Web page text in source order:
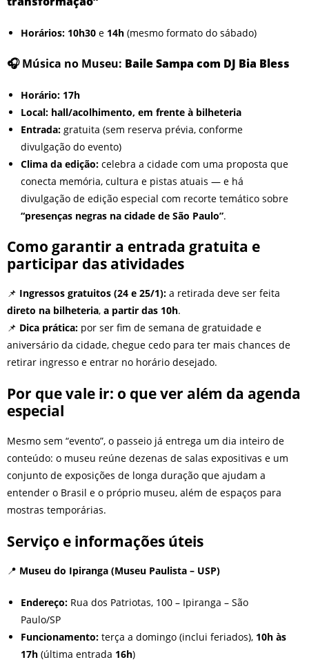
Horários: 10h30 e 14h (mesmo formato do sábado)
🎧 Música no Museu: Baile Sampa com DJ Bia Bless
Horário: 17h
Local: hall/acolhimento, em frente à bilheteria
Entrada: gratuita (sem reserva prévia, conforme
divulgação do evento)
Clima da edição: celebra a cidade com uma proposta que
conecta memória, cultura e pistas atuais — e há
divulgação de edição especial com recorte temático sobre
“presenças negras na cidade de São Paulo”.
Como garantir a entrada gratuita e
participar das atividades
📌 Ingressos gratuitos (24 e 25/1): a retirada deve ser feita
direto na bilheteria, a partir das 10h.
📌 Dica prática: por ser fim de semana de gratuidade e
aniversário da cidade, chegue cedo para ter mais chances de
retirar ingresso e entrar no horário desejado.
Por que vale ir: o que ver além da agenda
especial
Mesmo sem “evento”, o passeio já entrega um dia inteiro de
conteúdo: o museu reúne dezenas de salas expositivas e um
conjunto de exposições de longa duração que ajudam a
entender o Brasil e o próprio museu, além de espaços para
mostras temporárias.
Serviço e informações úteis
📍 Museu do Ipiranga (Museu Paulista – USP)
Endereço: Rua dos Patriotas, 100 – Ipiranga – São
Paulo/SP
Funcionamento: terça a domingo (inclui feriados), 10h às
17h (última entrada 16h)